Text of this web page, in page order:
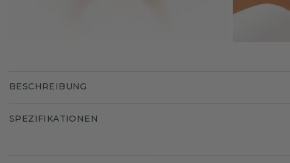
BESCHREIBUNG
SPEZIFIKATIONEN